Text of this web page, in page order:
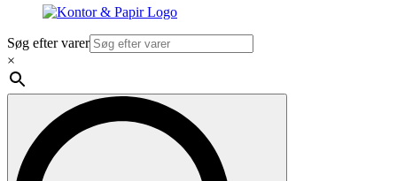
Søg efter varer
×